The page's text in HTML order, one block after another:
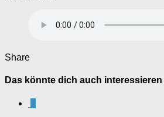
Share
Das könnte dich auch